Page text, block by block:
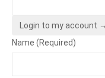
Login to my account →
Name (Required)